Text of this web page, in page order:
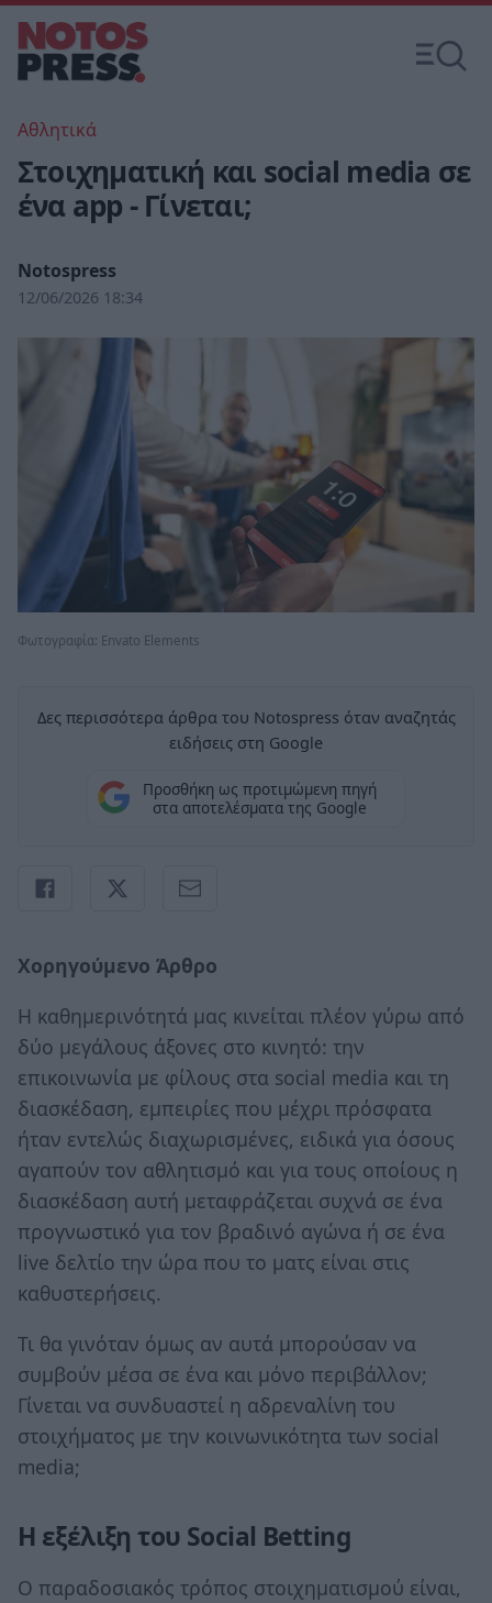
Αθλητικά
Στοιχηματική και social media σε
ένα app - Γίνεται;
Notospress
12/06/2026 18:34
Φωτογραφία: Envato Elements
Δες περισσότερα άρθρα του Notospress όταν αναζητάς
ειδήσεις στη Google
Προσθήκη ως προτιμώμενη πηγή
στα αποτελέσματα της Google
Χορηγούμενο Άρθρο
Η καθημερινότητά μας κινείται πλέον γύρω από
δύο μεγάλους άξονες στο κινητό: την
επικοινωνία με φίλους στα social media και τη
διασκέδαση, εμπειρίες που μέχρι πρόσφατα
ήταν εντελώς διαχωρισμένες, ειδικά για όσους
αγαπούν τον αθλητισμό και για τους οποίους η
διασκέδαση αυτή μεταφράζεται συχνά σε ένα
προγνωστικό για τον βραδινό αγώνα ή σε ένα
live δελτίο την ώρα που το ματς είναι στις
καθυστερήσεις.
Τι θα γινόταν όμως αν αυτά μπορούσαν να
συμβούν μέσα σε ένα και μόνο περιβάλλον;
Γίνεται να συνδυαστεί η αδρεναλίνη του
στοιχήματος με την κοινωνικότητα των social
media;
Η εξέλιξη του Social Betting
Ο παραδοσιακός τρόπος στοιχηματισμού είναι,